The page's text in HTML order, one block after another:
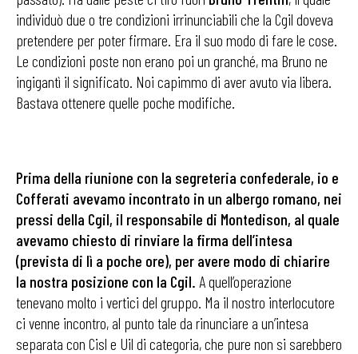
individuò due o tre condizioni irrinunciabili che la Cgil doveva
pretendere per poter firmare. Era il suo modo di fare le cose.
Le condizioni poste non erano poi un granché, ma Bruno ne
ingigantì il significato. Noi ca­pimmo di aver avuto via libera.
Bastava ottenere quelle poche modifiche.
Prima della riunione con la segreteria confederale, io e
Cofferati avevamo incontrato in un albergo romano, nei
pressi della Cgil, il responsabile di Montedison, al quale
avevamo chiesto di rinviare la firma dell’intesa
(prevista di lì a poche ore), per ave­re modo di chiarire
la nostra posizione con la Cgil. A quell’operazione
tenevano molto i vertici del gruppo. Ma il nostro interlocutore
ci venne incontro, al punto tale da rinunciare a un’intesa
separata con Cisl e Uil di categoria, che pure non si sarebbero